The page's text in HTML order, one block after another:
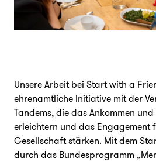
FAQ Presse
Unsere Arbeit bei Start with a
ehrenamtliche Initiative mit der
Tandems, die das Ankommen und
erleichtern und das Engagement
Gesellschaft stärken. Mit dem
durch das Bundesprogramm